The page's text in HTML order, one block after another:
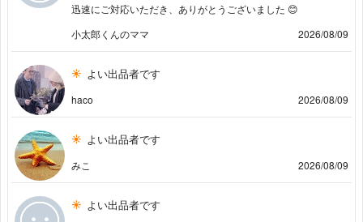
迅速にご対応いただき、ありがとうございました 😊
小太郎くんのママ
2026/08/09
よい出品者です
haco 2026/08/09
よい出品者です
みこ 2026/08/09
よい出品者です